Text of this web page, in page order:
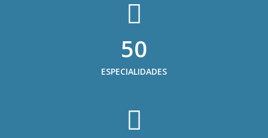
50
ESPECIALIDADES